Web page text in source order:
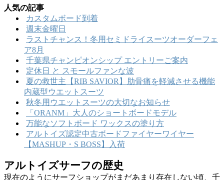
人気の記事
カスタムボード到着
週末金曜日
ラストチャンス！冬用セミドライスーツオーダーフェ
ア8月
千葉県チャンピオンシップ エントリーご案内
定休日 と スモールファンな波
夏の救世主【RIB SAVIOR】肋骨痛を軽減させる機能
内蔵型ウエットスーツ
秋冬用ウエットスーツの大切なお知らせ
「ORANM」大人のショートボードモデル
万能なソフトボード ワックスの塗り方
アルトイズ認定中古ボードファイヤーワイヤー
【MASHUP・S BOSS】入荷
アルトイズサーフの歴史
現在のようにサーフショップがまだあまり存在しない頃、千